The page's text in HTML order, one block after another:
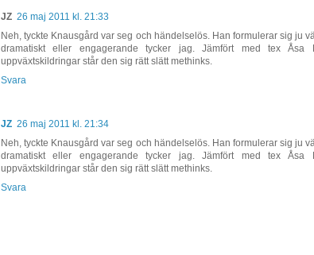
JZ 26 maj 2011 kl. 21:33
Neh, tyckte Knausgård var seg och händelselös. Han formulerar sig ju
dramatiskt eller engagerande tycker jag. Jämfört med tex Åsa
uppväxtskildringar står den sig rätt slätt methinks.
Svara
JZ 26 maj 2011 kl. 21:34
Neh, tyckte Knausgård var seg och händelselös. Han formulerar sig ju
dramatiskt eller engagerande tycker jag. Jämfört med tex Åsa
uppväxtskildringar står den sig rätt slätt methinks.
Svara